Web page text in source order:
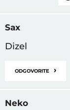
Sax
Dizel
ODGOVORITE ›
Neko